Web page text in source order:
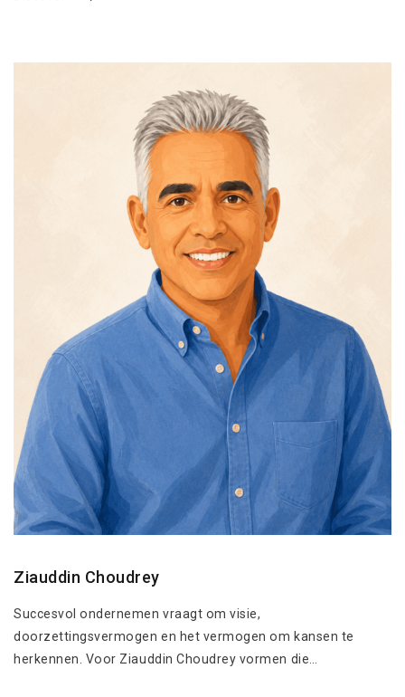
Ziauddin Choudrey
Succesvol ondernemen vraagt om visie,
doorzettingsvermogen en het vermogen om kansen te
herkennen. Voor Ziauddin Choudrey vormen die…